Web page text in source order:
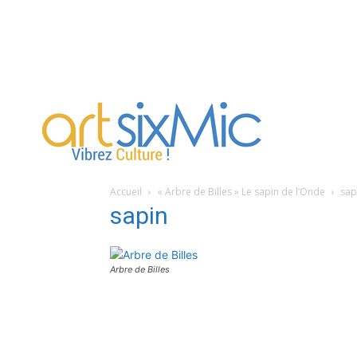
artsixMic
Accueil « Arbre de Billes » Le sapin de l’Onde
sapin
Arbre de Billes